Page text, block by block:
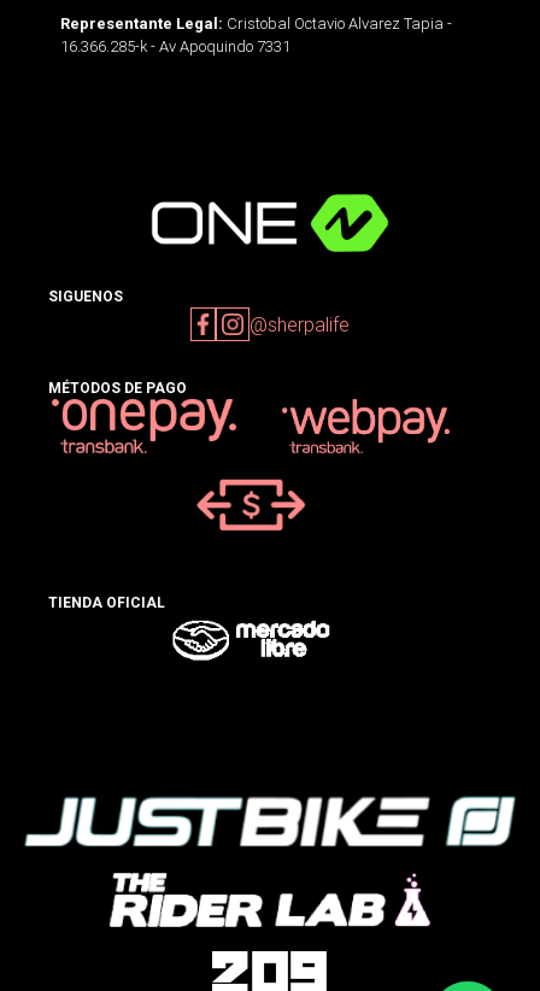
Representante Legal: Cristobal Octavio Alvarez Tapia -
16.366.285-k - Av Apoquindo 7331
SIGUENOS
@sherpalife
MÉTODOS DE PAGO
TIENDA OFICIAL